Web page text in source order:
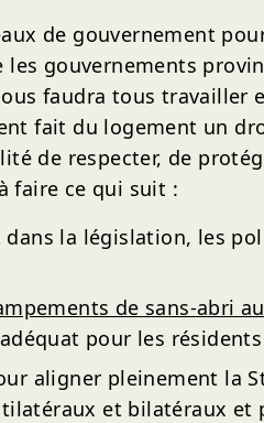
de gouvernement
gouvernements
faudra tous
fait du logement un
de respecter, de
faire ce qui suit :
la législation, les
de sans-abri
pour les
aligner pleinement la
et bilatéraux